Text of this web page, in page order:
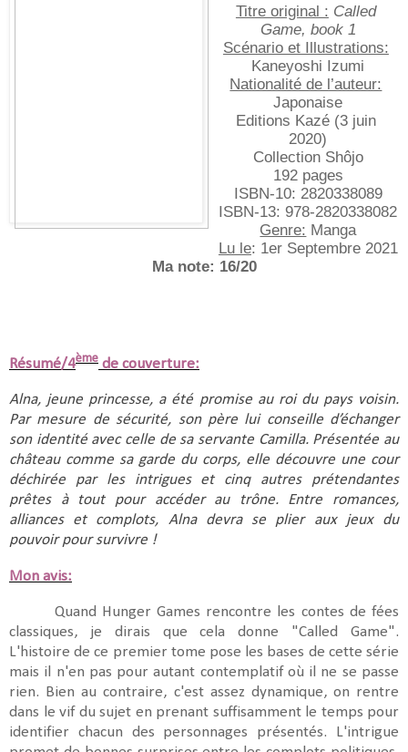
Titre original : Called
Game, book 1
Scénario et Illustrations:
Kaneyoshi Izumi
Nationalité de l’auteur:
Japonaise
Editions Kazé (3 juin
2020)
Collection Shôjo
192 pages
ISBN-10:‎ 2820338089
ISBN-13: ‎978-2820338082
Genre: Manga
Lu le: 1er Septembre 2021
Ma note: 16/20
Résumé/4ème de couverture:
Alna, jeune princesse, a été promise au roi du pays voisin.
Par mesure de sécurité, son père lui conseille d’échanger
son identité avec celle de sa servante Camilla. Présentée au
château comme sa garde du corps, elle découvre une cour
déchirée par les intrigues et cinq autres prétendantes
prêtes à tout pour accéder au trône. Entre romances,
alliances et complots, Alna devra se plier aux jeux du
pouvoir pour survivre !
Mon avis:
Quand Hunger Games rencontre les contes de fées
classiques, je dirais que cela donne "Called Game".
L'histoire de ce premier tome pose les bases de cette série
mais il n'en pas pour autant contemplatif où il ne se passe
rien. Bien au contraire, c'est assez dynamique, on rentre
dans le vif du sujet en prenant suffisamment le temps pour
identifier chacun des personnages présentés. L'intrigue